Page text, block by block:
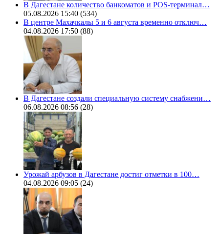
В Дагестане количество банкоматов и POS-терминал…
05.08.2026 15:40 (534)
В центре Махачкалы 5 и 6 августа временно отключ…
04.08.2026 17:50 (88)
В Дагестане создали специальную систему снабжени…
06.08.2026 08:56 (28)
Урожай арбузов в Дагестане достиг отметки в 100…
04.08.2026 09:05 (24)